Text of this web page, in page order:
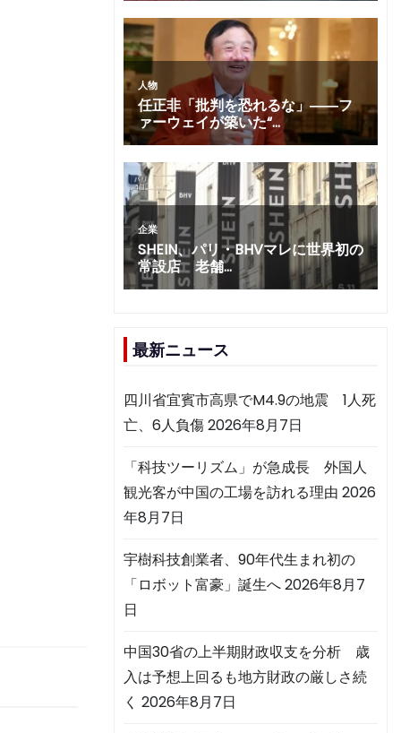
最新ニュース
四川省宜賓市高県でM4.9の地震 1人死
亡、6人負傷2026年8月7日
「科技ツーリズム」が急成長 外国人
観光客が中国の工場を訪れる理由 2026
年8月7日
宇樹科技創業者、90年代生まれ初の
「ロボット富豪」誕生へ2026年8月7
日
中国30省の上半期財政収支を分析 歳
入は予想上回るも地方財政の厳しさ続
く 2026年8月7日